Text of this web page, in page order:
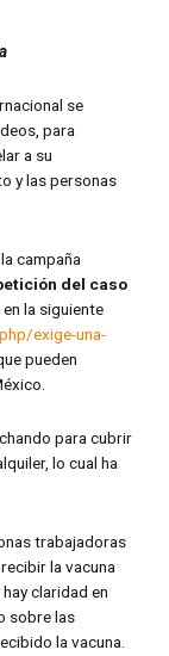
se
para
a su
y las personas
campaña
del caso
la siguiente
exige-una-
pueden
para cubrir
lo cual ha
trabajadoras
la vacuna
claridad en
sobre las
la vacuna.